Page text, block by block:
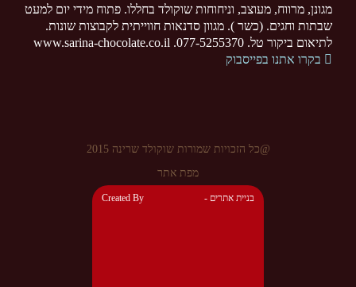
מגונן, מרווח, מעוצב, וניחוחות שוקולד בחללו. פתוח מידי יום למעט
שבתות וחגים. (כשר ). מגוון סדנאות חווייתית לקבוצות שונות.
לתיאום ביקור טל. 077-5255370. www.sarina-chocolate.co.il
בקרו אתנו בפייסבוק
@כל הזכויות שמורות שוקולד שרינה 2015
מפת אתר
Created By - בניית אתרים